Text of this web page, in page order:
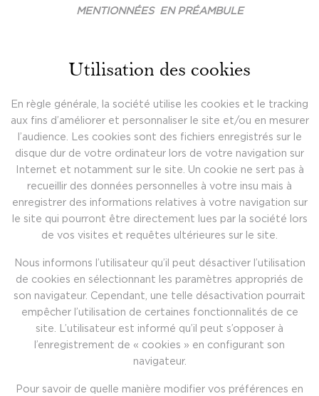
MENTIONNÉES EN PRÉAMBULE
Utilisation des cookies
En règle générale, la société utilise les cookies et le tracking
aux fins d’améliorer et personnaliser le site et/ou en mesurer
l’audience. Les cookies sont des fichiers enregistrés sur le
disque dur de votre ordinateur lors de votre navigation sur
Internet et notamment sur le site. Un cookie ne sert pas à
recueillir des données personnelles à votre insu mais à
enregistrer des informations relatives à votre navigation sur
le site qui pourront être directement lues par la société lors
de vos visites et requêtes ultérieures sur le site.
Nous informons l’utilisateur qu’il peut désactiver l’utilisation
de cookies en sélectionnant les paramètres appropriés de
son navigateur. Cependant, une telle désactivation pourrait
empêcher l’utilisation de certaines fonctionnalités de ce
site. L’utilisateur est informé qu’il peut s’opposer à
l’enregistrement de « cookies » en configurant son
navigateur.
Pour savoir de quelle manière modifier vos préférences en